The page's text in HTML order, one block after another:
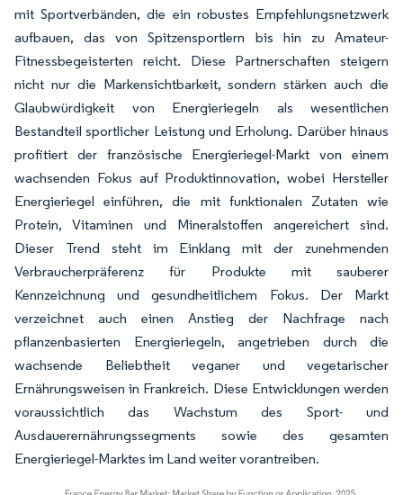
mit Sportverbänden, die ein robustes Empfehlungsnetzwerk
aufbauen, das von Spitzensportlern bis hin zu Amateur-
Fitnessbegeisterten reicht. Diese Partnerschaften steigern
nicht nur die Markensichtbarkeit, sondern stärken auch die
Glaubwürdigkeit von Energieriegeln als wesentlichen
Bestandteil sportlicher Leistung und Erholung. Darüber hinaus
profitiert der französische Energieriegel-Markt von einem
wachsenden Fokus auf Produktinnovation, wobei Hersteller
Energieriegel einführen, die mit funktionalen Zutaten wie
Protein, Vitaminen und Mineralstoffen angereichert sind.
Dieser Trend steht im Einklang mit der zunehmenden
Verbraucherpräferenz für Produkte mit sauberer
Kennzeichnung und gesundheitlichem Fokus. Der Markt
verzeichnet auch einen Anstieg der Nachfrage nach
pflanzenbasierten Energieriegeln, angetrieben durch die
wachsende Beliebtheit veganer und vegetarischer
Ernährungsweisen in Frankreich. Diese Entwicklungen werden
voraussichtlich das Wachstum des Sport- und
Ausdauerernährungssegments sowie des gesamten
Energieriegel-Marktes im Land weiter vorantreiben.